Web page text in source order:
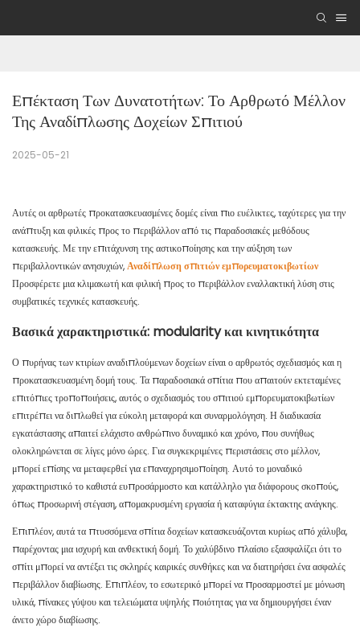
Επέκταση Των Δυνατοτήτων: Το Αρθρωτό Μέλλον
Της Αναδίπλωσης Δοχείων Σπιτιού
2025-05-21
Αυτές οι αρθρωτές προκατασκευασμένες δομές είναι πιο ευέλικτες, ταχύτερες για την
ανάπτυξη και φιλικές προς το περιβάλλον από τις παραδοσιακές μεθόδους
κατασκευής. Με την επιτάχυνση της αστικοποίησης και την αύξηση των
περιβαλλοντικών ανησυχιών,Αναδίπλωση σπιτιών εμπορευματοκιβωτίων
Προσφέρετε μια κλιμακωτή και φιλική προς το περιβάλλον εναλλακτική λύση στις
συμβατικές τεχνικές κατασκευής.
Βασικά χαρακτηριστικά: modularity και κινητικότητα
Ο πυρήνας των κτιρίων αναδιπλούμενων δοχείων είναι ο αρθρωτός σχεδιασμός και η
προκατασκευασμένη δομή τους. Τα παραδοσιακά σπίτια που απαιτούν εκτεταμένες
επιτόπιες τροποποιήσεις, αυτός ο σχεδιασμός του σπιτιού εμπορευματοκιβωτίων
επιτρέπει να διπλωθεί για εύκολη μεταφορά και συναρμολόγηση. Η διαδικασία
εγκατάστασης απαιτεί ελάχιστο ανθρώπινο δυναμικό και χρόνο, που συνήθως
ολοκληρώνεται σε λίγες μόνο ώρες. Για συγκεκριμένες περιστάσεις στο μέλλον,
μπορεί επίσης να μεταφερθεί για επαναχρησιμοποίηση. Αυτό το μοναδικό
χαρακτηριστικό το καθιστά ευπροσάρμοστο και κατάλληλο για διάφορους σκοπούς,
όπως προσωρινή στέγαση, απομακρυσμένη εργασία ή καταφύγια έκτακτης ανάγκης.
Επιπλέον, αυτά τα πτυσσόμενα σπίτια δοχείων κατασκευάζονται κυρίως από χάλυβα,
παρέχοντας μια ισχυρή και ανθεκτική δομή. Το χαλύβδινο πλαίσιο εξασφαλίζει ότι το
σπίτι μπορεί να αντέξει τις σκληρές καιρικές συνθήκες και να διατηρήσει ένα ασφαλές
περιβάλλον διαβίωσης. Επιπλέον, το εσωτερικό μπορεί να προσαρμοστεί με μόνωση
υλικά, πίνακες γύψου και τελειώματα υψηλής ποιότητας για να δημιουργήσει έναν
άνετο χώρο διαβίωσης.